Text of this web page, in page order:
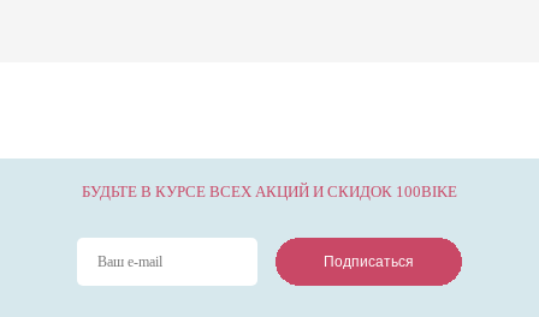
БУДЬТЕ В КУРСЕ ВСЕХ АКЦИЙ И СКИДОК 100BIKE
Подписаться
Подписаться
Подписаться